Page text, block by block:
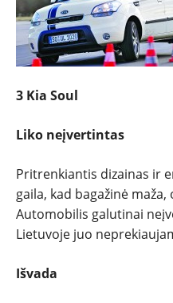
3 Kia Soul
Liko neįvertintas
Pritrenkiantis dizainas ir
gaila, kad bagažinė
Automobilis galutinai
Lietuvoje juo
Išvada